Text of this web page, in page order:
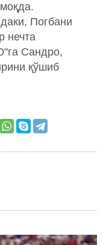
Погбани
нечта
Сандро,
қўшиб